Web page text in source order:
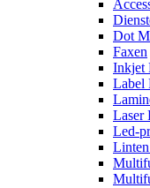
Dot
Faxen
Inkjet
Label
Laser
Led-